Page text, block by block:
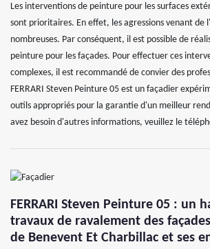
Les interventions de peinture pour les surfaces
sont prioritaires. En effet, les agressions venant de
nombreuses. Par conséquent, il est possible de
peinture pour les façades. Pour effectuer ces
complexes, il est recommandé de convier des
FERRARI Steven Peinture 05 est un façadier
outils appropriés pour la garantie d'un meilleur
avez besoin d'autres informations, veuillez le
FERRARI Steven Peinture 05 : un
travaux de ravalement des
de Benevent Et Charbillac et ses